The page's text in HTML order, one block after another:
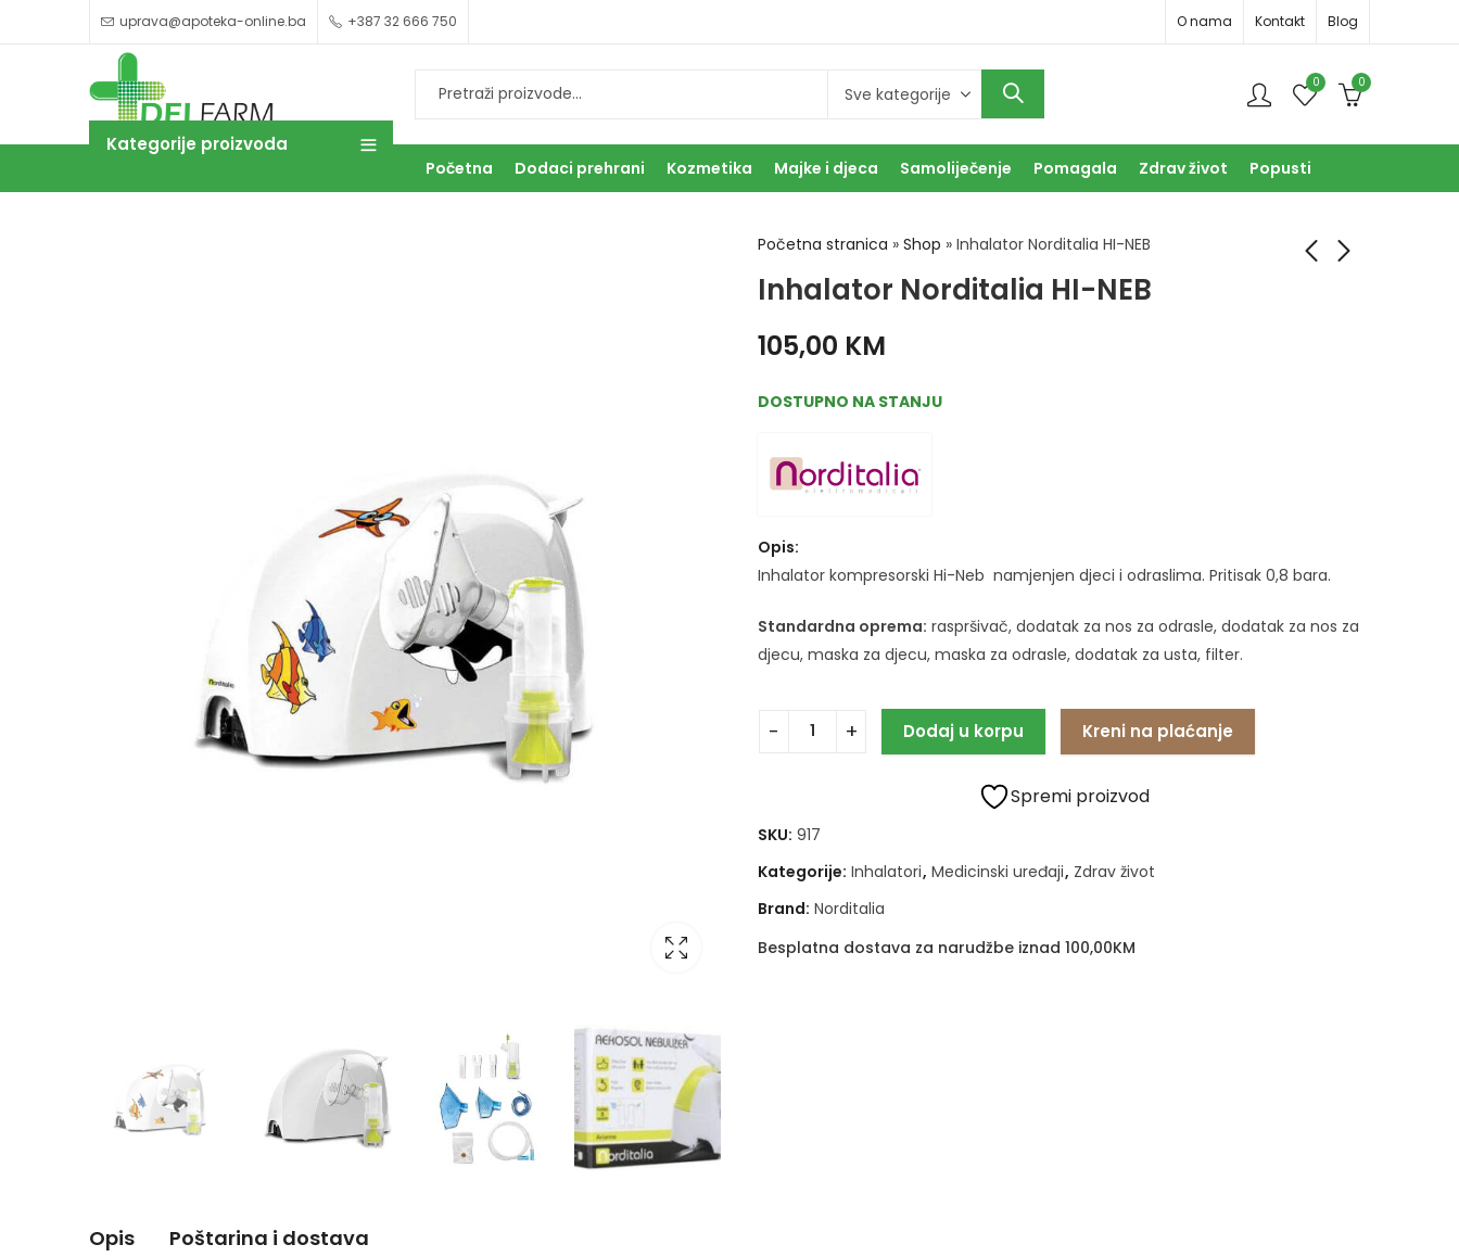
uprava@apoteka-online.ba +387 32 666 750 O nama Kontakt Blog
0 0
Kategorije proizvoda
Početna Dodaci prehrani Kozmetika Majke i djeca Samoliječenje Pomagala Zdrav život Popusti
Početna stranica » Shop » Inhalator Norditalia HI-NEB
Inhalator Norditalia HI-NEB
105,00 KM
DOSTUPNO NA STANJU
Opis:
Inhalator kompresorski Hi-Neb namjenjen djeci i odraslima. Pritisak 0,8 bara.
Standardna oprema: raspršivač, dodatak za nos za odrasle, dodatak za nos za
djecu, maska za djecu, maska za odrasle, dodatak za usta, filter.
Dodaj u korpu Kreni na plaćanje
Spremi proizvod
SKU: 917
Kategorije: Inhalatori, Medicinski uređaji, Zdrav život
Brand: Norditalia
Besplatna dostava za narudžbe iznad 100,00KM
Opis Poštarina i dostava